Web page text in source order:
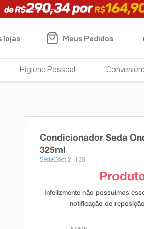
lojas
Meus Pedidos
Higiene Pessoal
Condicionador Seda
325ml
SedaCód: 21136